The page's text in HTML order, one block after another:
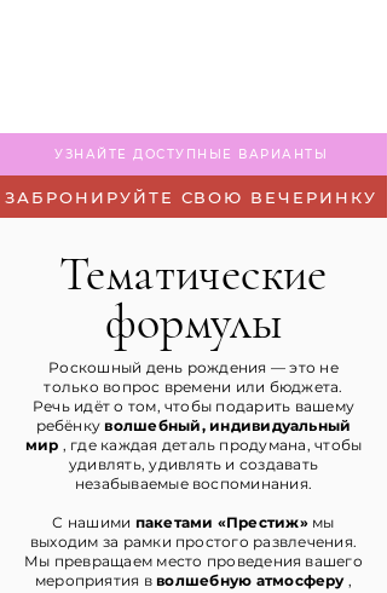
УЗНАЙТЕ ДОСТУПНЫЕ ВАРИАНТЫ
ЗАБРОНИРУЙТЕ СВОЮ ВЕЧЕРИНКУ
Тематические
формулы
Роскошный день рождения — это не
только вопрос времени или бюджета.
Речь идёт о том, чтобы подарить вашему
ребёнкуволшебный, индивидуальный
мир , где каждая деталь продумана, чтобы
удивлять, удивлять и создавать
незабываемые воспоминания.
С нашими пакетами «Престиж»мы
выходим за рамки простого развлечения.
Мы превращаем место проведения вашего
мероприятия вволшебную атмосферу,